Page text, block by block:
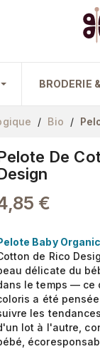
BRODERIE
Bio
De
€
Baby
de Rico
délicate du
le temps — ce
a été
les
lot à l'autre,